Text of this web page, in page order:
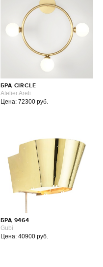
БРА CIRCLE
Atelier Areti
Цена: 72300 руб.
БРА 9464
Gubi
Цена: 40900 руб.